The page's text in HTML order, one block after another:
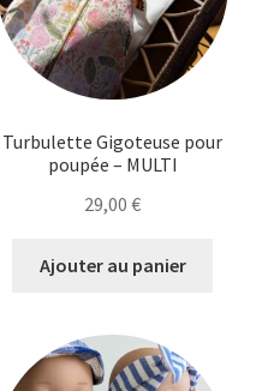
Turbulette Gigoteuse pour
poupée – MULTI
29,00€
Ajouter au panier